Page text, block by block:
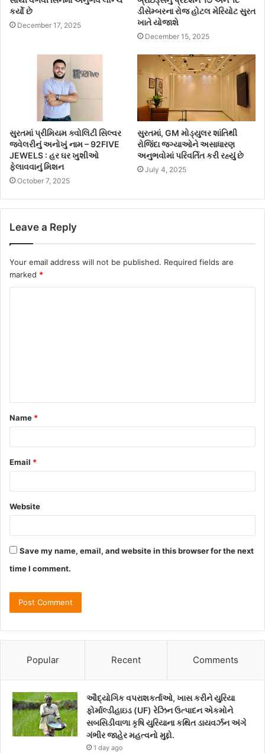
કર્યો છે
December 17, 2025
ડીસેમ્બરના રોજ હોટલ મેરિયોટ સુરત
ખાતે યોજાશે
December 15, 2025
સુરતમાં પ્રીમિયમ ક્વોલિટી સિલ્વર
જ્વેલરીનું અનોખું નામ – 92FIVE
JEWELS : હર ઘર ખુશીઓ
ફેલાવવાનું મિશન
October 7, 2025
સુરતમાં, GM મોડ્યુલર શાંતિથી
રોજિંદા જગ્યાઓને અસાધારણ
અનુભવોમાં પરિવર્તિત કરી રહ્યું છે
July 4, 2025
Leave a Reply
Your email address will not be published. Required fields are
marked *
Name *
Email *
Website
Save my name, email, and website in this browser for the next
time I comment.
Popular Recent Comments
ઔદ્યોગિક વપરાશકર્તાઓ, ખાસ કરીને યુરિયા
ફોર્માલ્ડીહાઇડ (UF) રેઝિન ઉત્પાદન એકમોને
સબસિડીવાળા કૃષિ યુરિયાના કથિત ડાયવર્ઝન અંગે
ગંભીર જાહેર મહત્વનો મુદ્દો.
1 day ago